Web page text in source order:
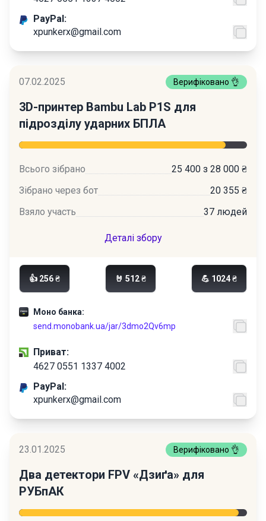
PayPal:
xpunkerx@gmail.com
07.02.2025 Верифіковано 👌
3D-принтер Bambu Lab P1S для
підрозділу ударних БПЛА
Всього зібрано
25 400 з 28 000 ₴
Зібрано через бот
20 355 ₴
Взяло участь
37 людей
Деталі збору
Моно банка:
send.monobank.ua/jar/3dmo2Qv6mp
👍 256 ₴ 🤘 512 ₴ 💪 1024 ₴
Приват:
4627 0551 1337 4002
PayPal:
xpunkerx@gmail.com
23.01.2025 Верифіковано 👌
Два детектори FPV «Дзиґа» для
РУБпАК